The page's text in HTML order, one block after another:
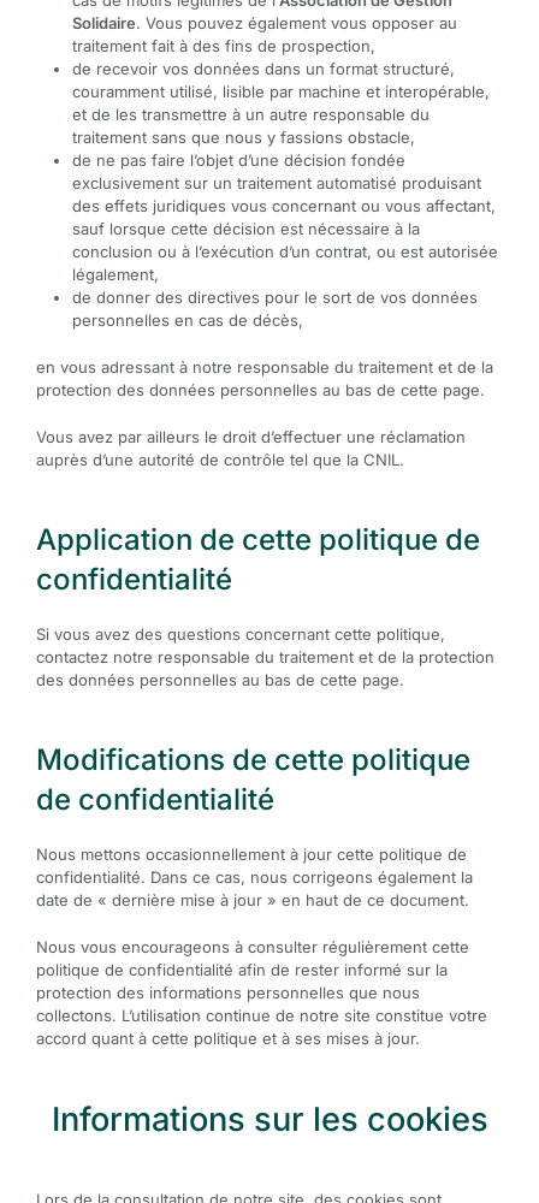
Solidaire. Vous pouvez également vous opposer au
traitement fait à des fins de prospection,
de recevoir vos données dans un format structuré,
couramment utilisé, lisible par machine et interopérable,
et de les transmettre à un autre responsable du
traitement sans que nous y fassions obstacle,
de ne pas faire l’objet d’une décision fondée
exclusivement sur un traitement automatisé produisant
des effets juridiques vous concernant ou vous affectant,
sauf lorsque cette décision est nécessaire à la
conclusion ou à l’exécution d’un contrat, ou est autorisée
légalement,
de donner des directives pour le sort de vos données
personnelles en cas de décès,
en vous adressant à notre responsable du traitement et de la
protection des données personnelles au bas de cette page.
Vous avez par ailleurs le droit d’effectuer une réclamation
auprès d’une autorité de contrôle tel que la CNIL.
Application de cette politique de
confidentialité
Si vous avez des questions concernant cette politique,
contactez notre responsable du traitement et de la protection
des données personnelles au bas de cette page.
Modifications de cette politique
de confidentialité
Nous mettons occasionnellement à jour cette politique de
confidentialité. Dans ce cas, nous corrigeons également la
date de « dernière mise à jour » en haut de ce document.
Nous vous encourageons à consulter régulièrement cette
politique de confidentialité afin de rester informé sur la
protection des informations personnelles que nous
collectons. L’utilisation continue de notre site constitue votre
accord quant à cette politique et à ses mises à jour.
Informations sur les cookies